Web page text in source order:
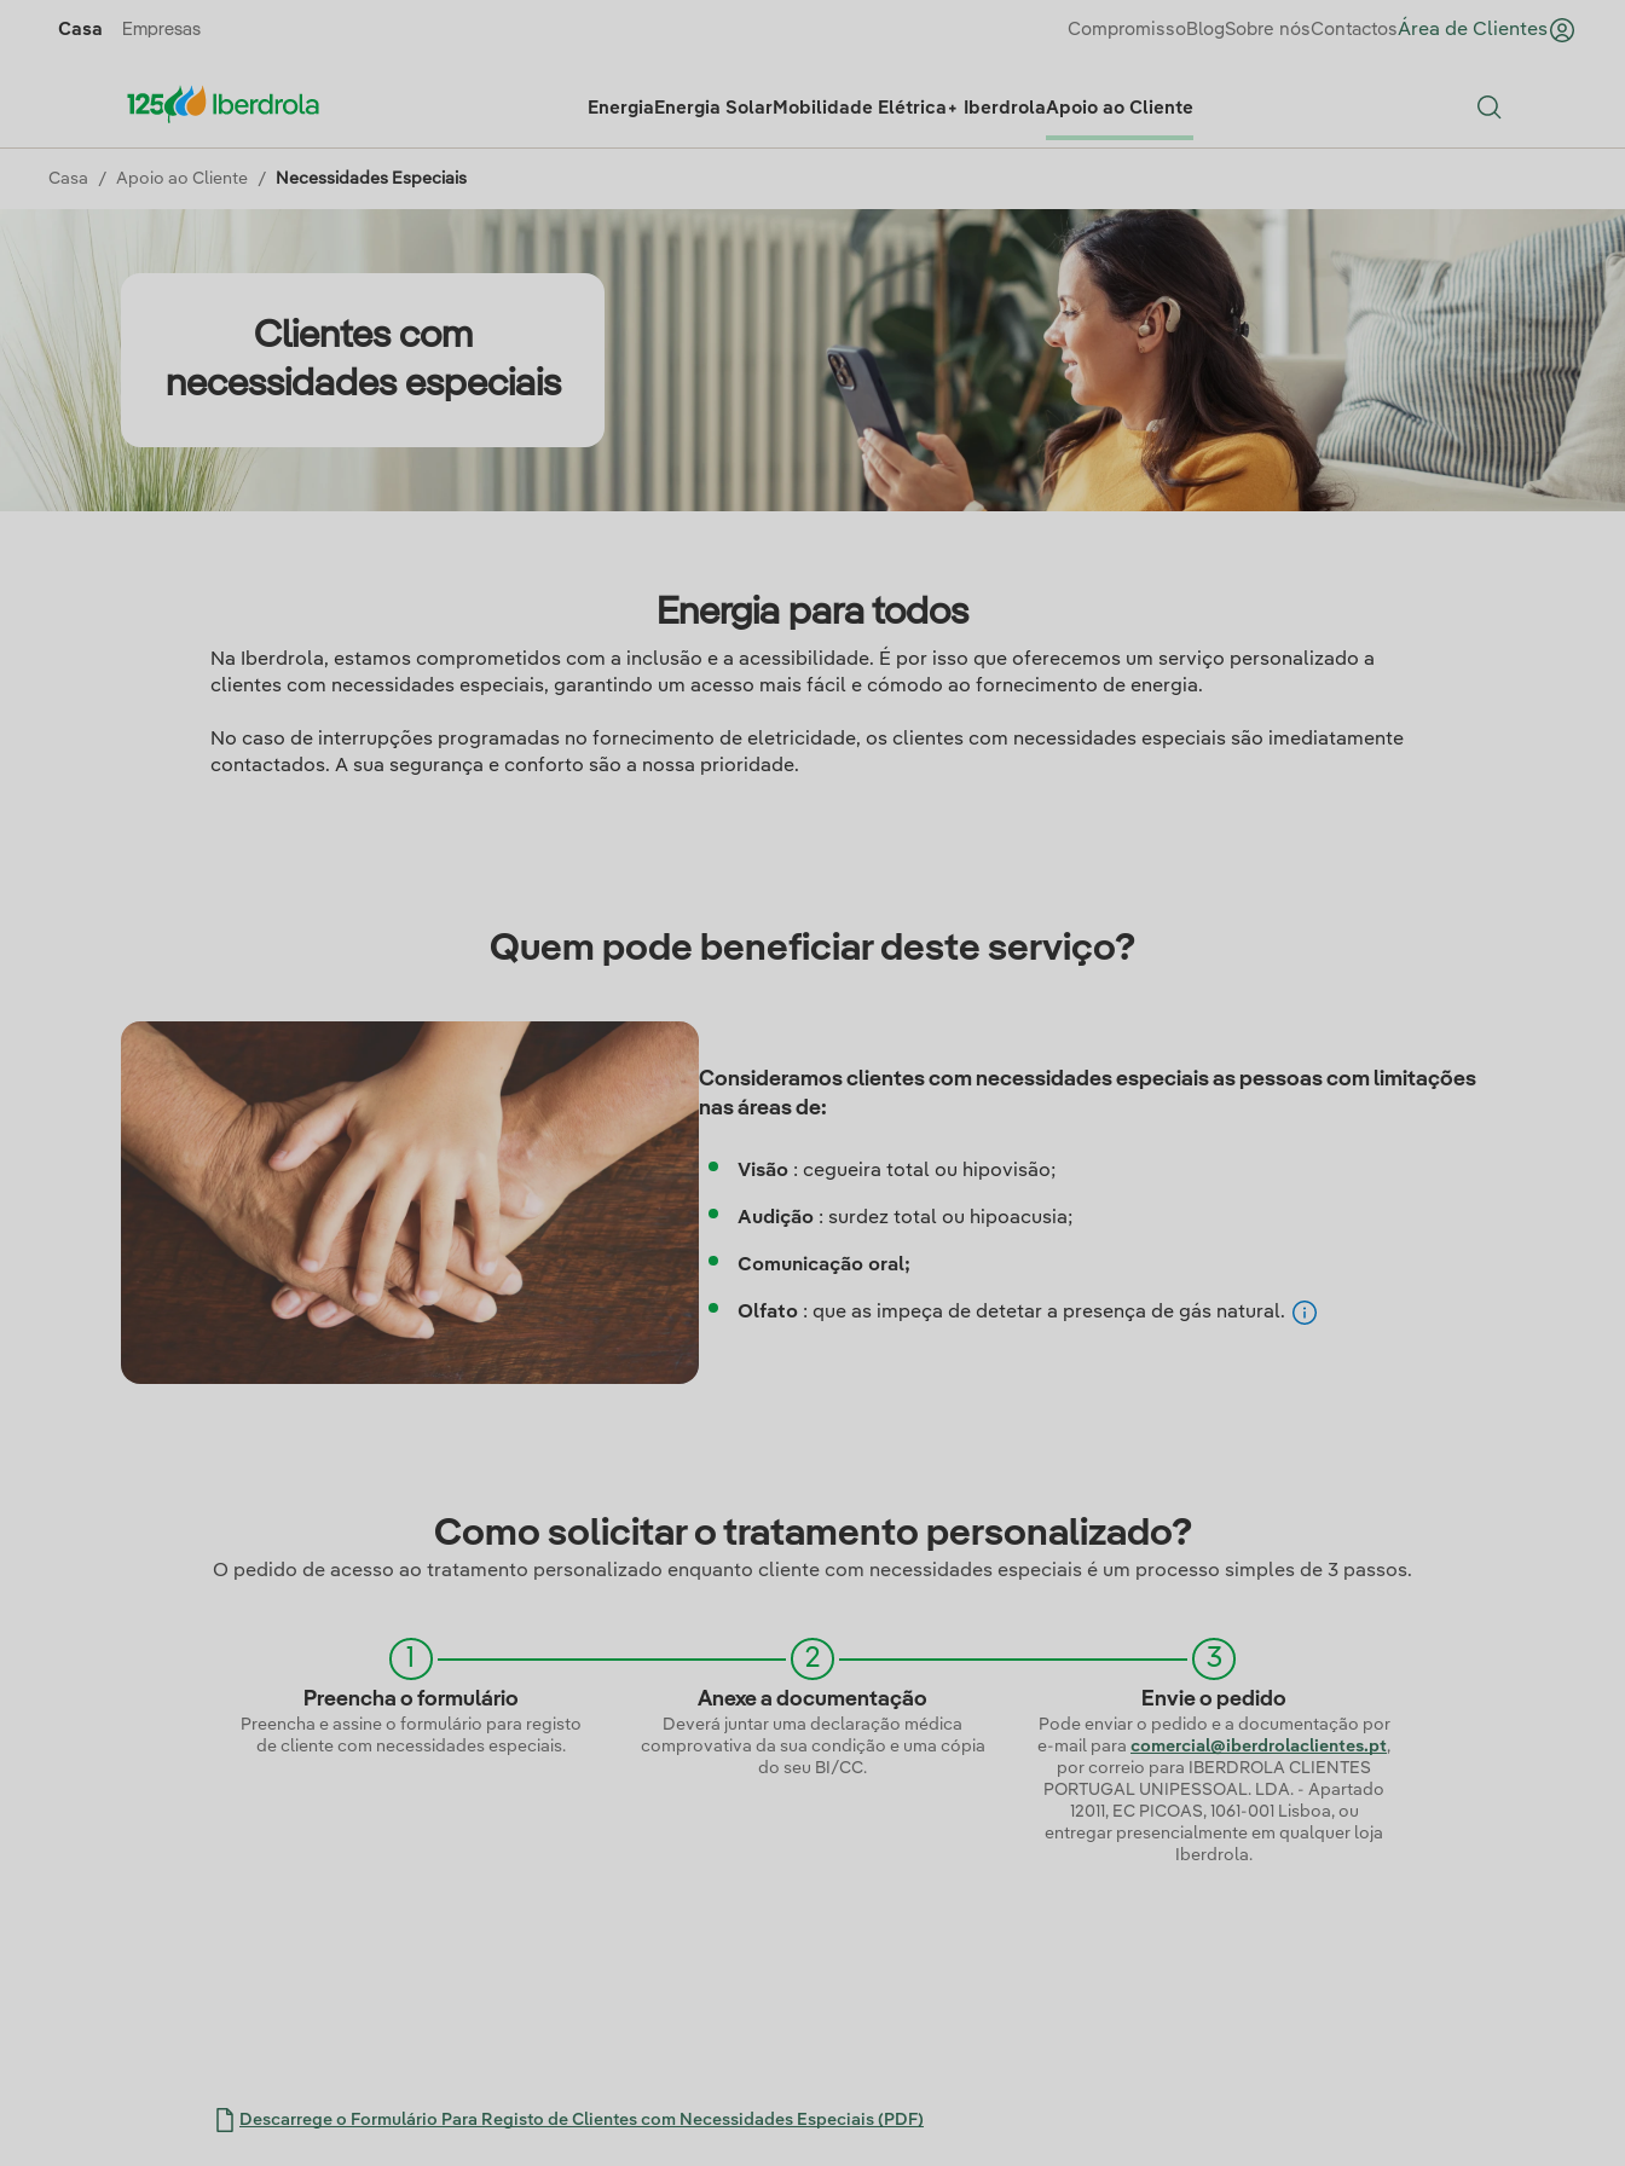
Casa Empresas CompromissoBlogSobre nósContactosÁrea de Clientes
Energia Energia Solar Mobilidade Elétrica + IberdrolaApoio ao Cliente
Casa Apoio ao Cliente Necessidades Especiais
Clientes com
necessidades especiais
Energia para todos
Na Iberdrola, estamos comprometidos com a inclusão e a acessibilidade. É por isso que oferecemos um serviço personalizado a
clientes com necessidades especiais, garantindo um acesso mais fácil e cómodo ao fornecimento de energia.
No caso de interrupções programadas no fornecimento de eletricidade, os clientes com necessidades especiais são imediatamente
contactados. A sua segurança e conforto são a nossa prioridade.
Quem pode beneficiar deste serviço?
Consideramos clientes com necessidades especiais as pessoas com limitações
nas áreas de:
Visão : cegueira total ou hipovisão;
Audição : surdez total ou hipoacusia;
Comunicação oral;
Olfato : que as impeça de detetar a presença de gás natural.
Como solicitar o tratamento personalizado?
O pedido de acesso ao tratamento personalizado enquanto cliente com necessidades especiais é um processo simples de 3 passos.
Preencha o formulário
Preencha e assine o formulário para registo
de cliente com necessidades especiais.
2
Anexe a documentação
Deverá juntar uma declaração médica
comprovativa da sua condição e uma cópia
do seu BI/CC.
3
Envie o pedido
Pode enviar o pedido e a documentação por
e-mail para comercial@iberdrolaclientes.pt,
por correio para IBERDROLA CLIENTES
PORTUGAL UNIPESSOAL. LDA. - Apartado
12011, EC PICOAS, 1061-001 Lisboa, ou
entregar presencialmente em qualquer loja
Iberdrola.
Descarrege o Formulário Para Registo de Clientes com Necessidades Especiais (PDF)